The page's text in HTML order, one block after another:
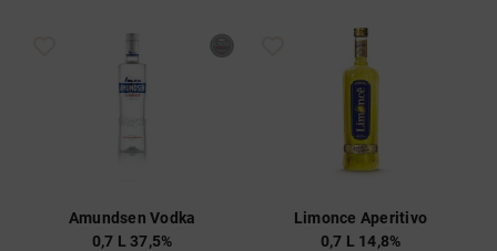
Amundsen Vodka
0,7 L 37,5%
Limonce Aperitivo
0,7 L 14,8%